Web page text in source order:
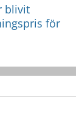
blivit
för